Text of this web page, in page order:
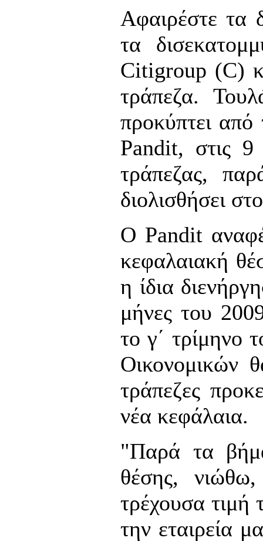
Αφαιρέστε τα
τα
Citigroup (C)
τράπεζα.
προκύπτει
Pandit, στις 9
τράπεζας,
διολισθήσει
Ο Pandit
κεφαλαιακή
η ίδια
μήνες του
το γ΄ τρίμηνο
Οικονομικών
τράπεζες
νέα κεφάλαια.
"Παρά τα
θέσης,
τρέχουσα τιμή
την εταιρεία